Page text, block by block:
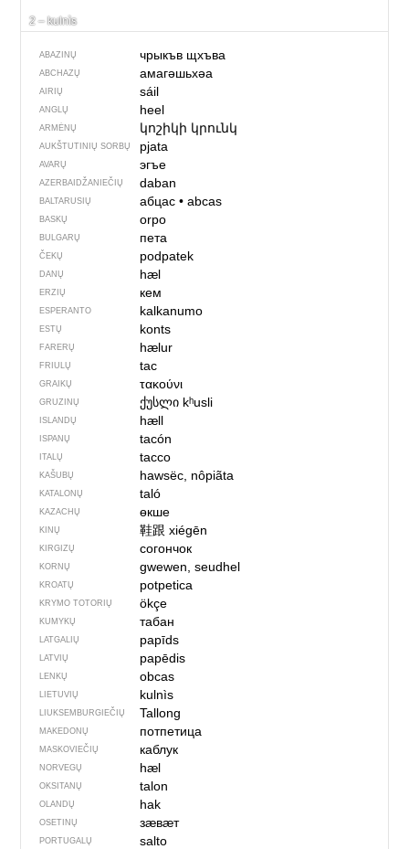
2 – kulnìs
ABAZINŲ чрыкъв щхъва
ABCHAZŲ амагәшьхәа
AIRIŲ sáil
ANGLŲ heel
ARMĖNŲ կոշիկի կրունկ
AUKŠTUTINIŲ SORBŲ pjata
AVARŲ эгъе
AZERBAIDŽANIEČIŲ daban
BALTARUSIŲ абцас• abcas
BASKŲ orpo
BULGARŲ пета
ČEKŲ podpatek
DANŲ hæl
ERZIŲ кем
ESPERANTO kalkanumo
ESTŲ konts
FARERŲ hælur
FRIULŲ tac
GRAIKŲ τακούνι
GRUZINŲ ქუსლი kʰusli
ISLANDŲ hæll
ISPANŲ tacón
ITALŲ tacco
KAŠUBŲ hawsëc, nôpiãta
KATALONŲ taló
KAZACHŲ өкше
KINŲ 鞋跟xiégēn
KIRGIZŲ согончок
KORNŲ gwewen, seudhel
KROATŲ potpetica
KRYMO TOTORIŲ ökçe
KUMYKŲ табан
LATGALIŲ papīds
LATVIŲ papēdis
LENKŲ obcas
LIETUVIŲ kulnìs
LIUKSEMBURGIEČIŲ Tallong
MAKEDONŲ потпетица
MASKOVIEČIŲ каблук
NORVEGŲ hæl
OKSITANŲ talon
OLANDŲ hak
OSETINŲ зӕвӕт
PORTUGALŲ salto